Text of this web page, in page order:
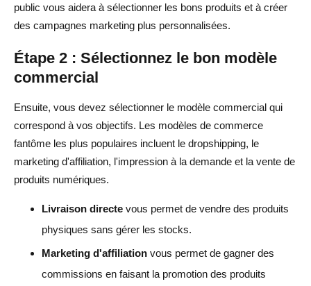
public vous aidera à sélectionner les bons produits et à créer
des campagnes marketing plus personnalisées.
Étape 2 : Sélectionnez le bon modèle
commercial
Ensuite, vous devez sélectionner le modèle commercial qui
correspond à vos objectifs. Les modèles de commerce
fantôme les plus populaires incluent le dropshipping, le
marketing d'affiliation, l'impression à la demande et la vente de
produits numériques.
Livraison directe vous permet de vendre des produits
physiques sans gérer les stocks.
Marketing d'affiliation vous permet de gagner des
commissions en faisant la promotion des produits